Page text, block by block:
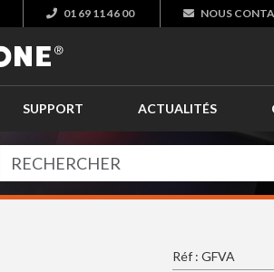
01 69 11 46 00 NOUS
SUPPORT ACTUALITÉS
Réf : GFVA